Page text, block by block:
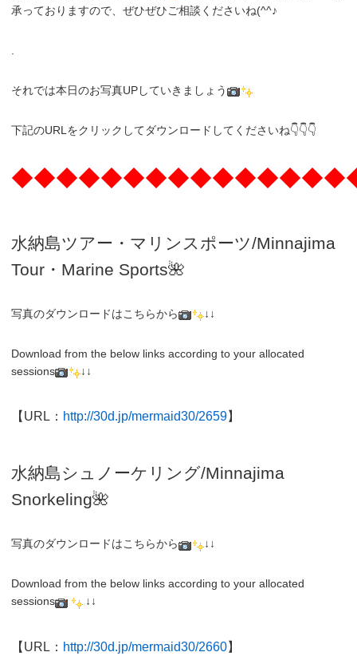
承っておりますので、ぜひぜひご相談くださいね(^^♪
それでは本日のお写真UPしていきましょう
下記のURLをクリックしてダウンロードしてくださいね👇👇👇
水納島ツアー・マリンスポーツ/Minnajima
Tour・Marine Sports🌺
写真のダウンロードはこちらから ↓↓
Download from the below links according to your allocated
sessions
↓↓
【URL： http://30d.jp/mermaid30/2659】
水納島シュノーケリング/Minnajima
Snorkeling🌺
写真のダウンロードはこちらから ↓↓
Download from the below links according to your allocated
sessions
↓↓
【URL： http://30d.jp/mermaid30/2660】